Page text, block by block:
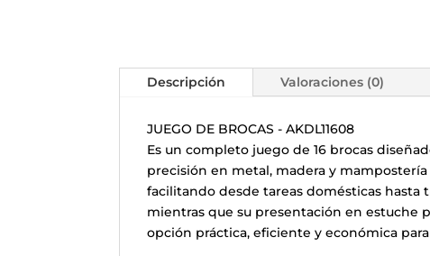
Descripción Valoraciones (0)
JUEGO DE BROCAS - AKDL11608
Es un completo juego de 16 brocas
precisión en metal, madera y
facilitando desde tareas domésticas hasta
mientras que su presentación en estuche
opción práctica, eficiente y económica